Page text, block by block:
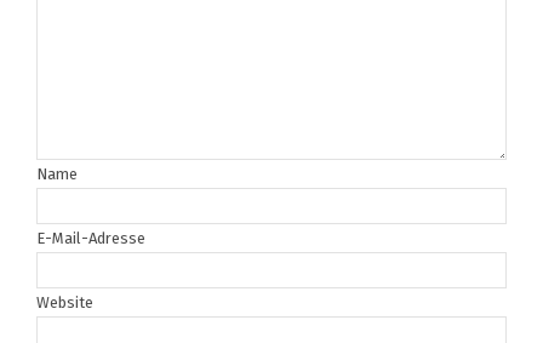
Name
E-Mail-Adresse
Website